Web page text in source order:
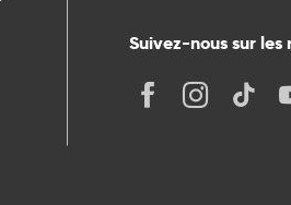
Suivez-nous sur les